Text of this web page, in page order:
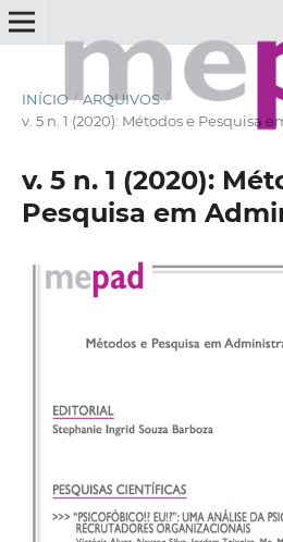
INÍCIO / ARQUIVOS /
v. 5 n. 1 (2020): Métodos e Pesquisa
v. 5 n. 1 (2020):
Pesquisa em